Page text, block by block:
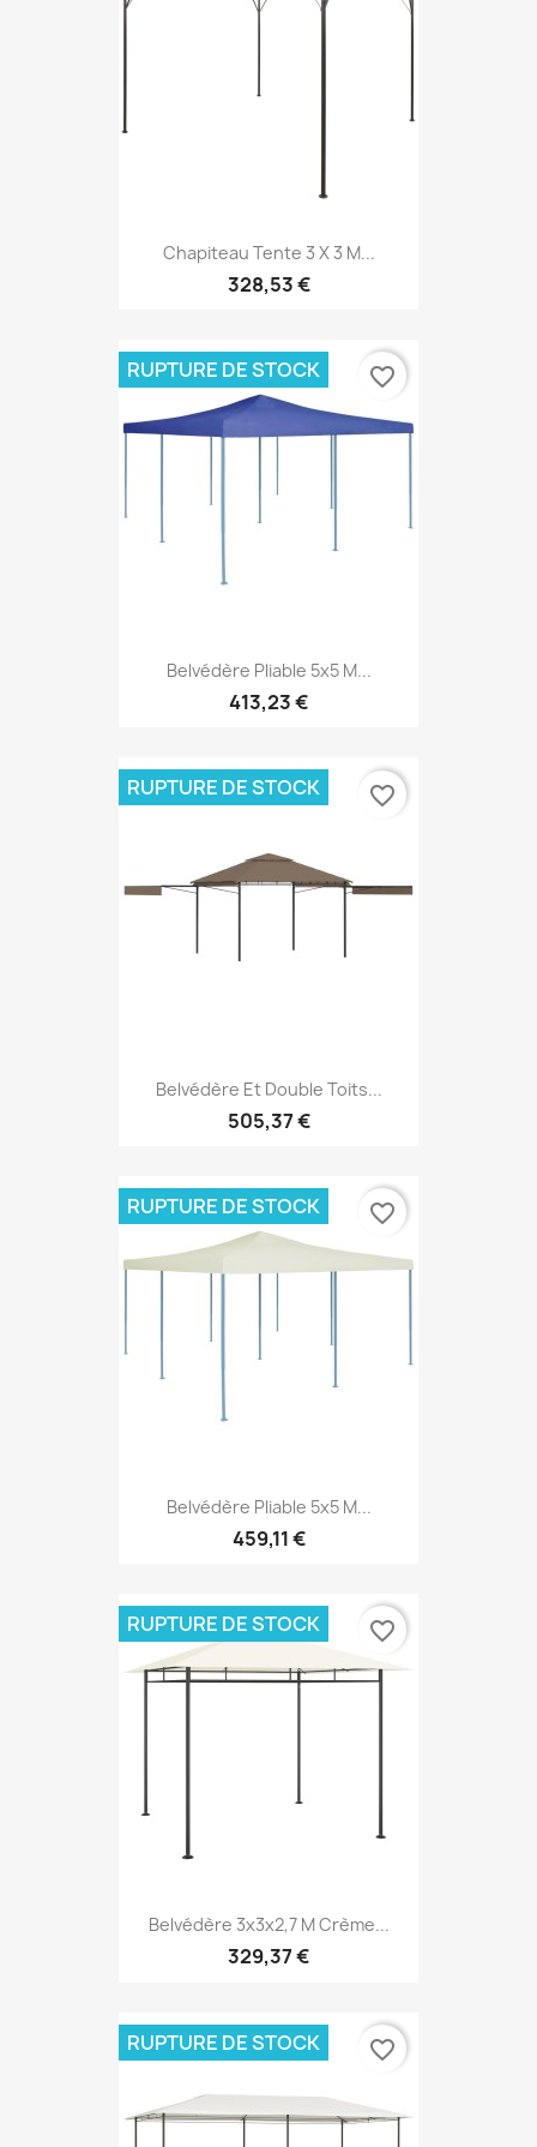
Chapiteau Tente 3 X 3 M...
328,53 €
Belvédère Pliable 5x5 M...
413,23 €
RUPTURE DE STOCK favorite_border
Belvédère Et Double Toits...
505,37 €
RUPTURE DE STOCK favorite_border
Belvédère Pliable 5x5 M...
459,11 €
RUPTURE DE STOCK favorite_border
Belvédère 3x3x2,7 M Crème...
329,37 €
RUPTURE DE STOCK favorite_border
RUPTURE DE STOCK favorite_border